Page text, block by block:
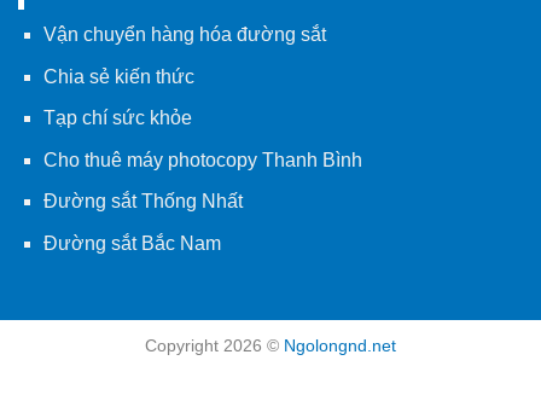
Vận chuyển hàng hóa đường sắt
Chia sẻ kiến thức
Tạp chí sức khỏe
Cho thuê máy photocopy Thanh Bình
Đường sắt Thống Nhất
Đường sắt Bắc Nam
Copyright 2026 © Ngolongnd.net